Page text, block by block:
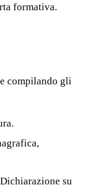
formativa.
compilando gli
su